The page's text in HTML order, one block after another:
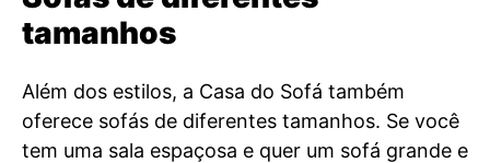
tamanhos
Além dos estilos, a Casa do Sofá também
oferece sofás de diferentes tamanhos. Se você
tem uma sala espaçosa e quer um sofá grande e